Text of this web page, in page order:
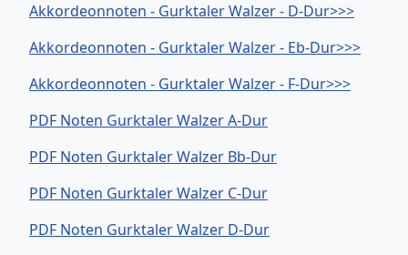
Akkordeonnoten - Gurktaler Walzer - D-Dur>>>
Akkordeonnoten - Gurktaler Walzer - Eb-Dur>>>
Akkordeonnoten - Gurktaler Walzer - F-Dur>>>
PDF Noten Gurktaler Walzer A-Dur
PDF Noten Gurktaler Walzer Bb-Dur
PDF Noten Gurktaler Walzer C-Dur
PDF Noten Gurktaler Walzer D-Dur